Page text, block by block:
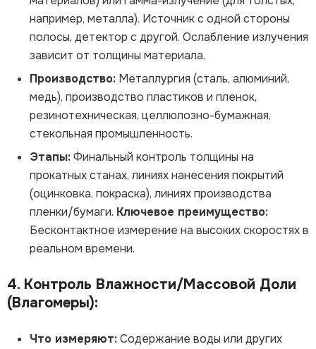
например, металла). Источник с одной стороны
полосы, детектор с другой. Ослабление излучения
зависит от толщины материала.
Производство: Металлургия (сталь, алюминий,
медь), производство пластиков и пленок,
резинотехническая, целлюлозно-бумажная,
стекольная промышленность.
Этапы:Финальный контроль толщины на
прокатных станах, линиях нанесения покрытий
(оцинковка, покраска), линиях производства
пленки/бумаги. Ключевое преимущество:
Бесконтактное измерение на высоких скоростях в
реальном времени.
4. Контроль Влажности/Массовой Доли
(Влагомеры):
Что измеряют:Содержание воды или других